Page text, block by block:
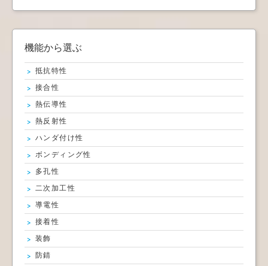
機能から選ぶ
抵抗特性
接合性
熱伝導性
熱反射性
ハンダ付け性
ボンディング性
多孔性
二次加工性
導電性
接着性
装飾
防錆